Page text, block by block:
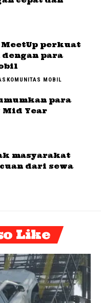
perkuat
para
KOMUNITAS MOBIL
para
Mid Year
masyarakat
dari sewa
Like